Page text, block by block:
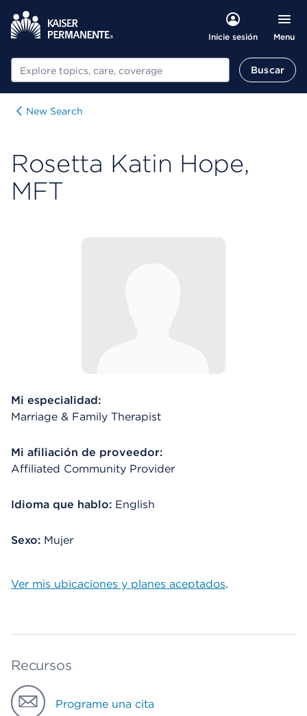
Inicie sesión Menu
Buscar Buscar
New Search
Rosetta Katin Hope,
MFT
Mi especialidad:
Marriage & Family Therapist
Mi afiliación de proveedor:
Affiliated Community Provider
Idioma que hablo: English
Sexo: Mujer
Ver mis ubicaciones y planes aceptados.
Recursos
Programe una cita